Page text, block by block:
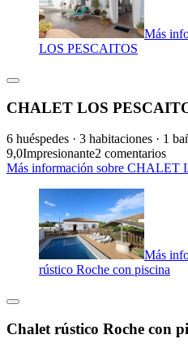
Más
LOS PESCAITOS
CHALET LOS
6 huéspedes · 3 habitaciones · 1
9,0Impresionante2 comentarios
Más información sobre CHALET
Más
rústico Roche con piscina
Chalet rústico Roche con